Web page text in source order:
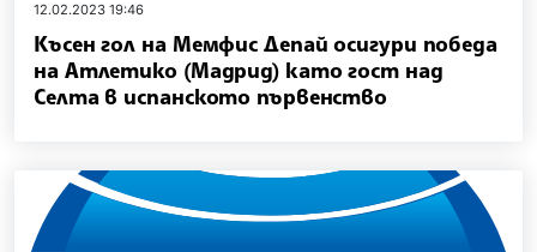
12.02.2023 19:46
Късен гол на Мемфис Депай осигури победа
на Атлетико (Мадрид) като гост над
Селта в испанското първенство